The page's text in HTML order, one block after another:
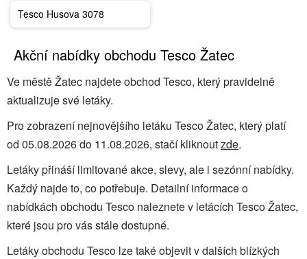
Tesco Husova 3078
Akční nabídky obchodu Tesco Žatec
Ve městě Žatec najdete obchod Tesco, který pravidelně
aktualizuje své letáky.
Pro zobrazení nejnovějšího letáku Tesco Žatec, který platí
od 05.08.2026 do 11.08.2026, stačí kliknoutzde.
Letáky přináší limitované akce, slevy, ale i sezónní nabídky.
Každý najde to, co potřebuje. Detailní informace o
nabídkách obchodu Tesco naleznete v letácích Tesco Žatec,
které jsou pro vás stále dostupné.
Letáky obchodu Tesco lze také objevit v dalších blízkých